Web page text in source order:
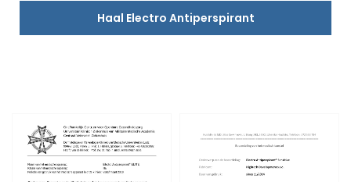
Haal Electro Antiperspirant